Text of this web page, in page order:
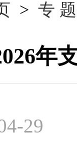
> 专 题
年
29